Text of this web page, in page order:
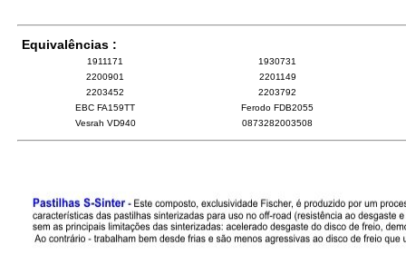
Equivalências :
1911171
1930731
2200901
2201149
2203452
2203792
EBC FA159TT
Ferodo FDB2055
Vesrah VD940
0873282003508